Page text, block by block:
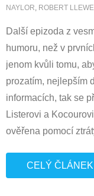
NAYLOR, ROBERT
Další epizoda z
humoru, než v
jenom kvůli tomu,
prozatím, nejlepším
informacích, tak se
Listerovi a
ověřena pomocí
CELÝ